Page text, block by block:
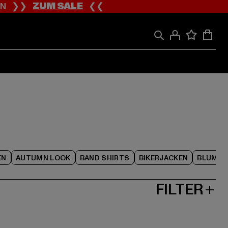
❯❯ZUM SALE❮❮
AUTUMN LOOK BAND SHIRTS BIKERJACKEN
FILTER